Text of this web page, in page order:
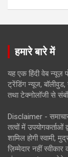
हमारे बारे में
यह एक हिंदी वेब न्यूज़
ट्रेंडिंग न्यूज,
तथा टेक्नोलॉजी से
Disclaimer -
तत्वों में उपयोगकर्ताओं
शामिल होगी स्वामी,
ज़िम्मेदार नहीं